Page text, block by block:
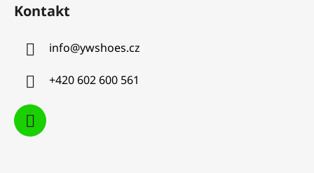
Kontakt
info@ywshoes.cz
+420 602 600 561